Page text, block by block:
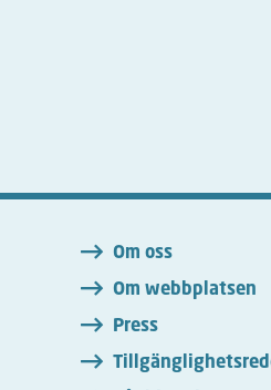
Om oss
Om webbplatsen
Press